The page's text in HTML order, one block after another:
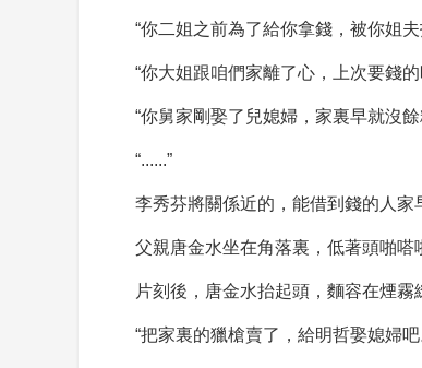
“你二姐之前為了給你拿錢，被你姐
“你大姐跟咱們家離了心，上次要錢
“你舅家剛娶了兒媳婦，家裏早就沒
“......”
李秀芬將關係近的，能借到錢的人家
父親唐金水坐在角落裏，低著頭啪嗒
片刻後，唐金水抬起頭，麵容在煙霧
“把家裏的獵槍賣了，給明哲娶媳婦吧